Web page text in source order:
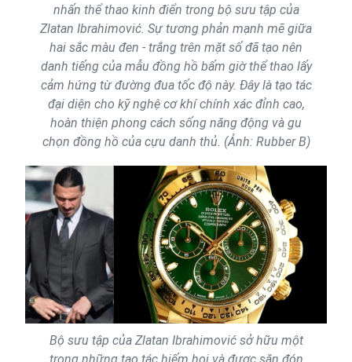
nhấn thể thao kinh điển trong bộ sưu tập của
Zlatan Ibrahimović. Sự tương phản mạnh mẽ giữa
hai sắc màu đen - trắng trên mặt số đã tạo nên
danh tiếng của mẫu đồng hồ bấm giờ thể thao lấy
cảm hứng từ đường đua tốc độ này. Đây là tạo tác
đại diện cho kỹ nghệ cơ khí chính xác đỉnh cao,
hoàn thiện phong cách sống năng động và gu
chọn đồng hồ của cựu danh thủ. (Ảnh: Rubber B)
Bộ sưu tập của Zlatan Ibrahimović sở hữu một